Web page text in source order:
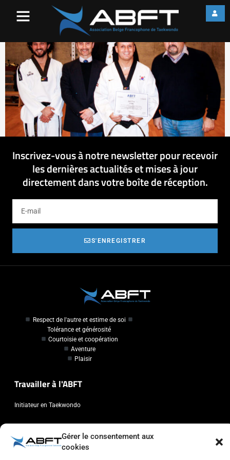
Gérer le consentement aux
cookies
Inscrivez-vous à notre newsletter pour recevoir
les dernières actualités et mises à jour
directement dans votre boîte de réception.
S'ENREGISTRER
Respect de l'autre et estime de soi
Tolérance et générosité
Courtoisie et coopération
Aventure
Plaisir
Travailler à l'ABFT
Initiateur en Taekwondo
Association Belge Francophone de Taekwondo